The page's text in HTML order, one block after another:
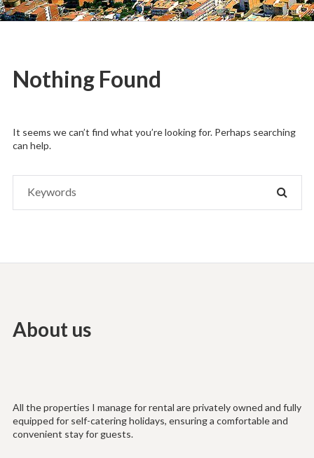
in
L'Estartit
Nothing Found
It seems we can’t find what you’re looking for. Perhaps searching
can help.
About us
All the properties I manage for rental are privately owned and fully
equipped for self-catering holidays, ensuring a comfortable and
convenient stay for guests.